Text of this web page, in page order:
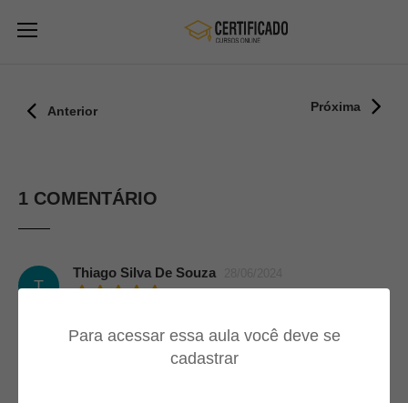
Para acessar essa aula você deve se
cadastrar
Anterior Próxima
1 COMENTÁRIO
T
Thiago Silva De Souza